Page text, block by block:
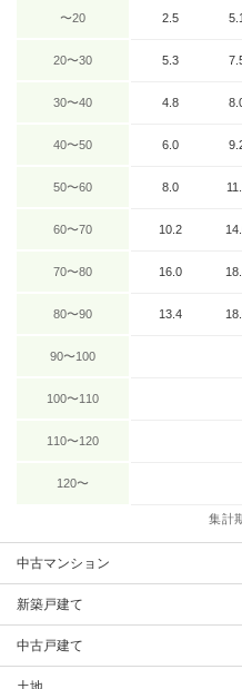
〜20 2.5 5.1
20〜30 5.3
30〜40 4.8
40〜50 6.0
50〜60 8.0
60〜70 10.2
70〜80 16.0
80〜90 13.4
90〜100
100〜110
110〜120
120〜
集計
中古マンション
新築戸建て
中古戸建て